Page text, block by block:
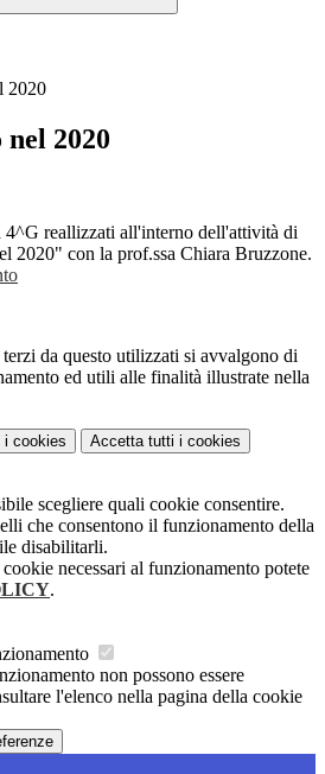
2020
nel 2020
reallizzati all'interno dell'attività di
2020" con la prof.ssa Chiara Bruzzone.
da questo utilizzati si avvalgono di
ed utili alle finalità illustrate nella
i cookies Accetta tutti i cookies
scegliere quali cookie consentire.
che consentono il funzionamento della
disabilitarli.
necessari al funzionamento potete
.
non possono essere
l'elenco nella pagina della cookie